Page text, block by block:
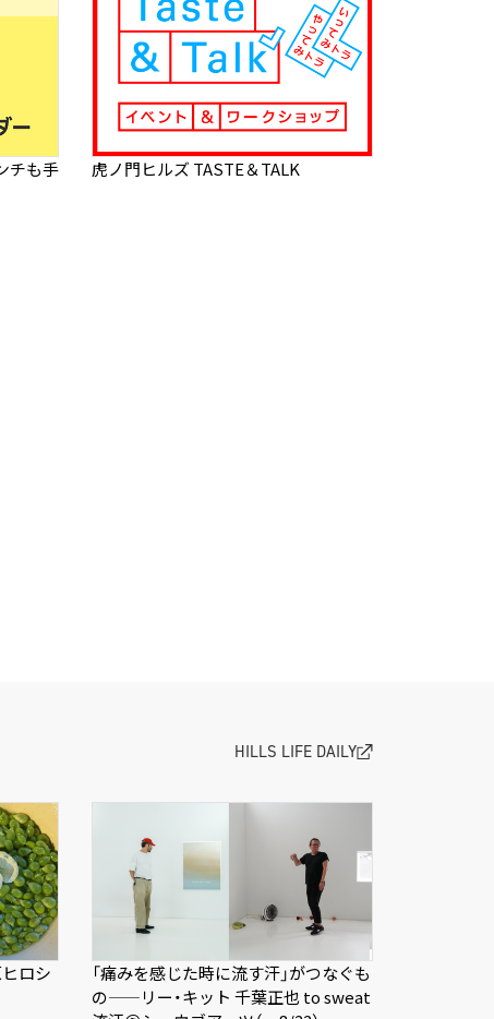
チも手
虎ノ門ヒルズ TASTE＆TALK
HILLS LIFE DAILY
ロシ
「痛みを感じた時に流す汗」がつなぐも
の——リー・キット 千葉正也 to sweat